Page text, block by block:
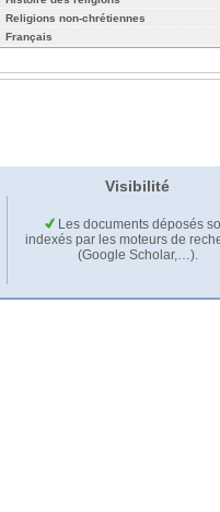
Religions non-chrétiennes
Français
Visibilité
Les documents déposés
indexés par les moteurs de
(Google Scholar,…).